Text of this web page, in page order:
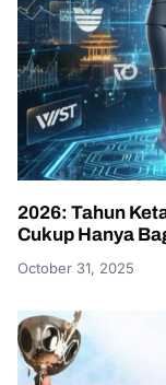
2026: Tahun
Cukup Hanya
October 31, 2025